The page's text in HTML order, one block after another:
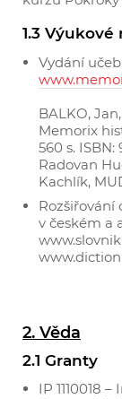
1.3
Vydání
BALKO,
Memorix
560 s.
Radovan
Kachlík,
v českém a
www.
www.
2. Věda
2.1 Granty
IP 1110018